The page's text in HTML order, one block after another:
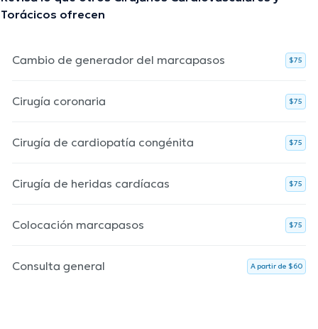
Torácicos ofrecen
Cambio de generador del marcapasos $75
Cirugía coronaria $75
Cirugía de cardiopatía congénita $75
Cirugía de heridas cardíacas $75
Colocación marcapasos $75
Consulta general A partir de $60